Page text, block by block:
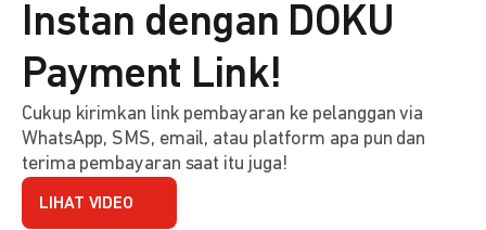
Instan dengan DOKU
Payment Link!
Cukup kirimkan link pembayaran ke pelanggan via
WhatsApp, SMS, email, atau platform apa pun dan
terima pembayaran saat itu juga!
LIHAT VIDEO